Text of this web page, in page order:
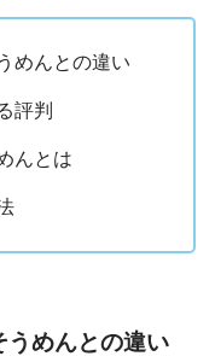
めんとの違い
評判
んとは
うめんとの違い